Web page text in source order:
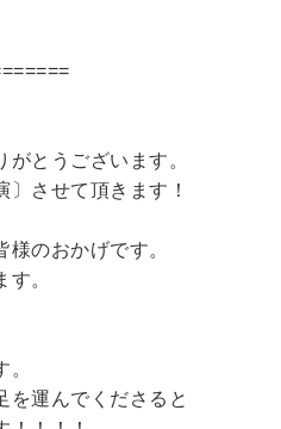
とうございます。
させて頂きます！
のおかげです。
。
を運んでくださると